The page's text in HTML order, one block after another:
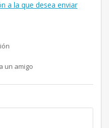
a la que desea enviar
un amigo